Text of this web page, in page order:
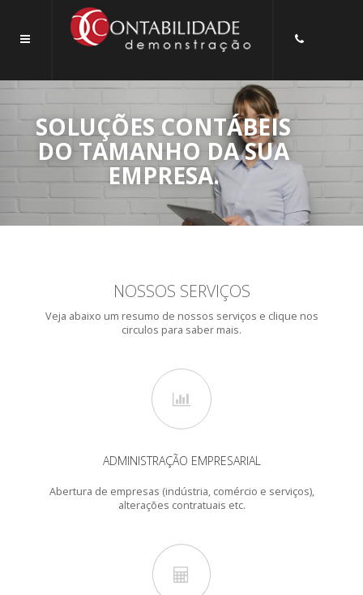
SOLUÇÕES CONTÁBEIS
DO TAMANHO DA SUA
EMPRESA.
NOSSOS SERVIÇOS
Veja abaixo um resumo de nossos serviços e clique nos
circulos para saber mais.
ADMINISTRAÇÃO EMPRESARIAL
Abertura de empresas (indústria, comércio e serviços),
alterações contratuais etc.